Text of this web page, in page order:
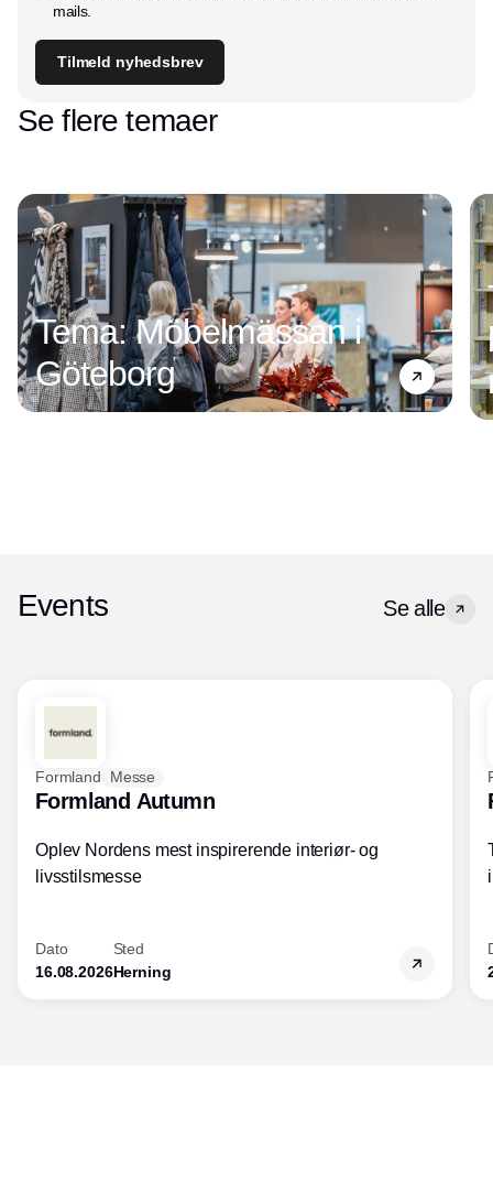
mails.
Tilmeld nyhedsbrev
Se flere temaer
Tema: Möbelmässan i
Göteborg
Events Se alle
Formland Messe
Formland Autumn
Oplev Nordens mest inspirerende interiør- og
livsstilsmesse
Dato
16.08.2026
Sted
Herning